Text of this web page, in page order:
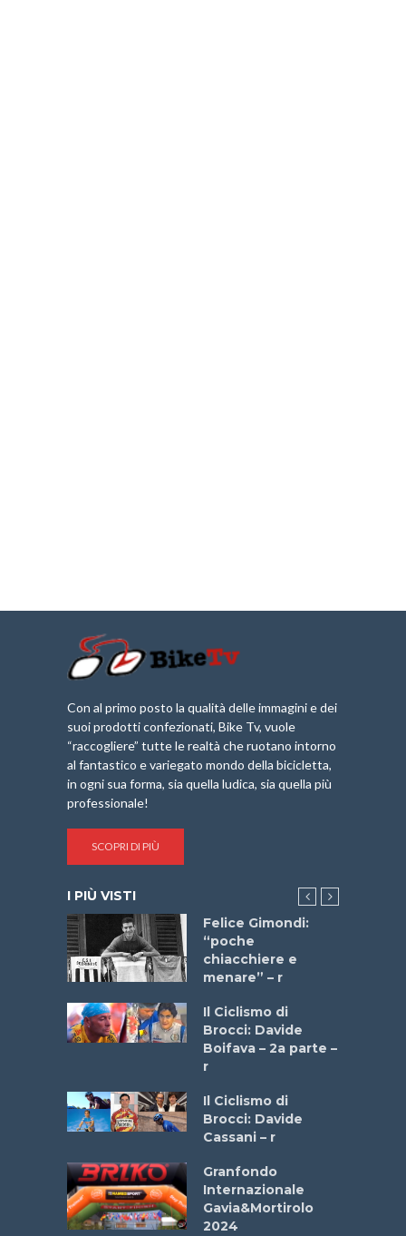
Con al primo posto la qualità delle immagini e dei
suoi prodotti confezionati, Bike Tv, vuole
“raccogliere” tutte le realtà che ruotano intorno
al fantastico e variegato mondo della bicicletta,
in ogni sua forma, sia quella ludica, sia quella più
professionale!
SCOPRI DI PIÙ
I PIÙ VISTI
Felice Gimondi:
“poche
chiacchiere e
menare” – r
Il Ciclismo di
Brocci: Davide
Boifava – 2a parte –
r
Il Ciclismo di
Brocci: Davide
Cassani – r
Granfondo
Internazionale
Gavia&Mortirolo
2024